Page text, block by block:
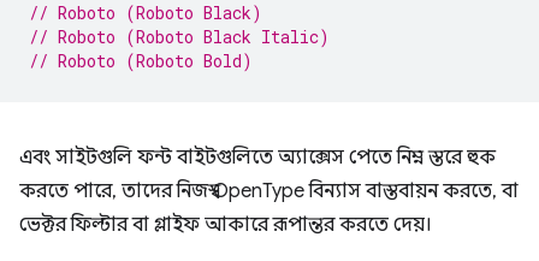
// Roboto (Roboto Black)
// Roboto (Roboto Black Italic)
// Roboto (Roboto Bold)
এবং সাইটগুলি ফন্ট বাইটগুলিতে অ্যাক্সেস পেতে নিম্ন স্তরে হুক
করতে পারে, তাদের নিজস্ব OpenType বিন্যাস বাস্তবায়ন করতে, বা
ভেক্টর ফিল্টার বা গ্লাইফ আকারে রূপান্তর করতে দেয়।